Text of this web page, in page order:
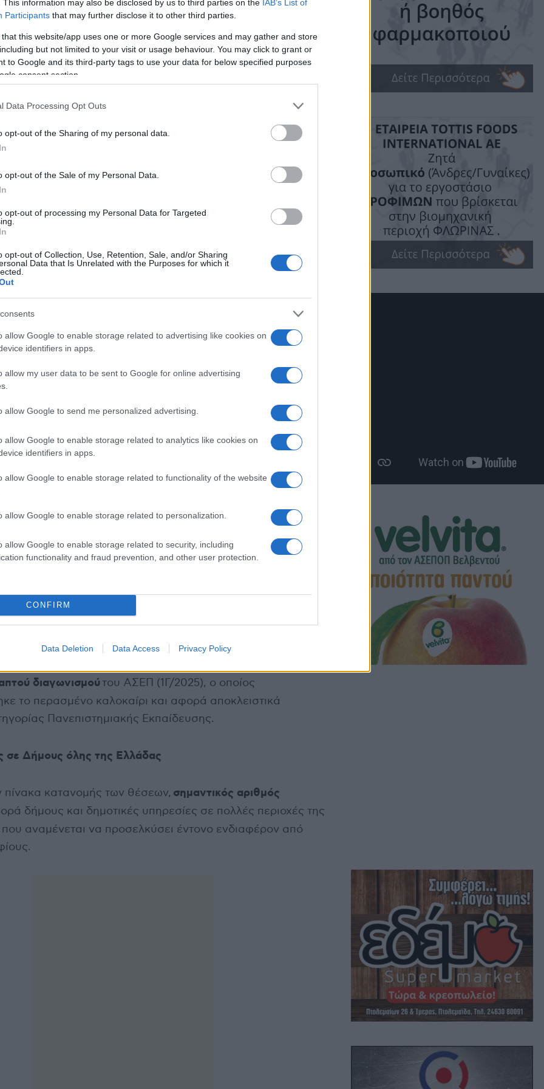
This information may also be disclosed by us to third parties on the IAB’s List of
Participants that may further disclose it to other third parties.
that this website/app uses one or more Google services and may gather and store
but not limited to your visit or usage behaviour. You may click to grant or
to Google and its third-party tags to use your data for below specified purposes
consent section.
Data Processing Opt Outs
opt-out of the Sharing of my personal data.
opt-out of the Sale of my Personal Data.
opt-out of processing my Personal Data for Targeted
opt-out of Collection, Use, Retention, Sale, and/or Sharing
Data that Is Unrelated with the Purposes for which it
allow Google to enable storage related to advertising like cookies on
identifiers in apps.
allow my user data to be sent to Google for online advertising
allow Google to send me personalized advertising.
allow Google to enable storage related to analytics like cookies on
identifiers in apps.
allow Google to enable storage related to functionality of the website
allow Google to enable storage related to personalization.
allow Google to enable storage related to security, including
functionality and fraud prevention, and other user protection.
CONFIRM
Data Deletion Data Access Privacy Policy
και μάθετε πρώτοι όλες τις ειδήσεις!
μεγάλο κύμα προσλήψεων στο
προ των πυλών, καθώς
Εθνικό Τυπογραφείο η νέα
του ΑΣΕΠ με αριθμό 2ΓΒ/2026
συνολικά
4.746 θέσεις μόνιμου
και προσωπικού ιδιωτικού δικαίου
κλάδων και θα καλύψουν ανάγκες σε φορείς του Δημοσίου
τη χώρα.
διαγωνισμούτου ΑΣΕΠ (1Γ/2025), ο οποίος
το περασμένο καλοκαίρι και αφορά αποκλειστικά
Πανεπιστημιακής Εκπαίδευσης.
σε Δήμους όλης της Ελλάδας
κατανομής των θέσεων, σημαντικός αριθμός
δήμους και δημοτικές υπηρεσίες σε πολλές περιοχές της
αναμένεται να προσελκύσει έντονο ενδιαφέρον από